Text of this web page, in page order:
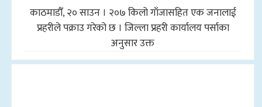
काठमाडौँ, २० साउन । २०७ किलो गाँजासहित एक जनालाई
प्रहरीले पक्राउ गरेको छ । जिल्ला प्रहरी कार्यालय पर्साका
अनुसार उक्त